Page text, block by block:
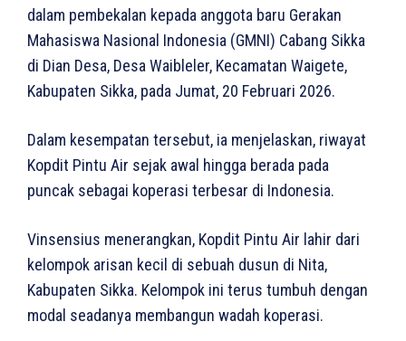
dalam pembekalan kepada anggota baru Gerakan
Mahasiswa Nasional Indonesia (GMNI) Cabang Sikka
di Dian Desa, Desa Waibleler, Kecamatan Waigete,
Kabupaten Sikka, pada Jumat, 20 Februari 2026.
Dalam kesempatan tersebut, ia menjelaskan, riwayat
Kopdit Pintu Air sejak awal hingga berada pada
puncak sebagai koperasi terbesar di Indonesia.
Vinsensius menerangkan, Kopdit Pintu Air lahir dari
kelompok arisan kecil di sebuah dusun di Nita,
Kabupaten Sikka. Kelompok ini terus tumbuh dengan
modal seadanya membangun wadah koperasi.